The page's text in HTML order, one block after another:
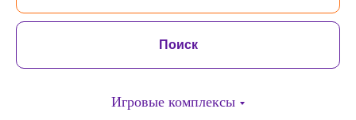
Поиск
Игровые комплексы